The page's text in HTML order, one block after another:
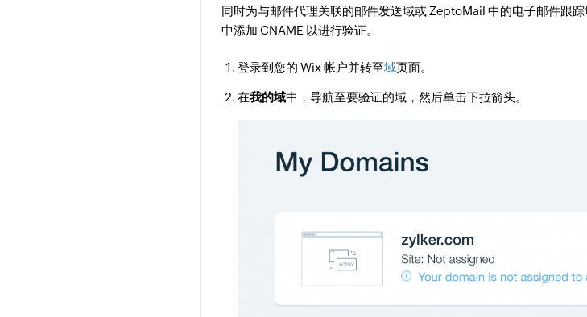
同时为与邮件代理关联的邮件发送域或 ZeptoMail 中的电子邮件跟
中添加 CNAME 以进行验证。
登录到您的 Wix 帐户并转至域页面。
在我的域中，导航至要验证的域，然后单击下拉箭头。